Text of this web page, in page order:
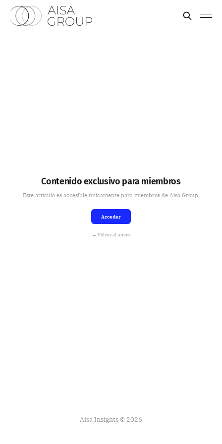
Contenido exclusivo para miembros
Este artículo es accesible únicamente para miembros de Aisa Group.
Acceder
← Volver al inicio
Aisa Insights © 2026